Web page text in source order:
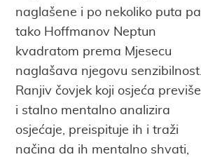
naglašene i po nekoliko puta pa
tako Hoffmanov Neptun
kvadratom prema Mjesecu
naglašava njegovu senzibilnost.
Ranjiv čovjek koji osjeća previše
i stalno mentalno analizira
osjećaje, preispituje ih i traži
načina da ih mentalno shvati,